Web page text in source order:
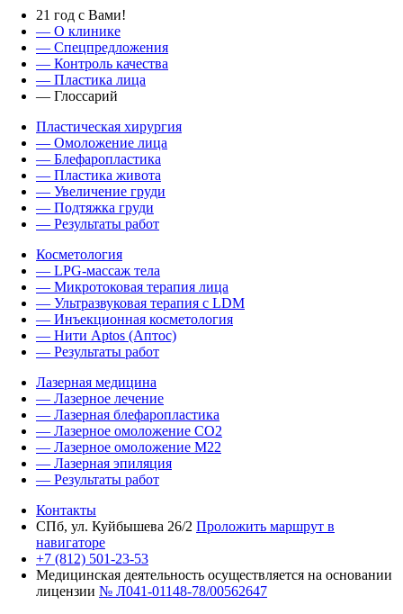
21 год с Вами!
— О клинике
— Спецпредложения
— Контроль качества
— Пластика лица
— Глоссарий
Пластическая хирургия
— Омоложение лица
— Блефаропластика
— Пластика живота
— Увеличение груди
— Подтяжка груди
— Результаты работ
Косметология
— LPG-массаж тела
— Микротоковая терапия лица
— Ультразвуковая терапия с LDM
— Инъекционная косметология
— Нити Aptos (Аптос)
— Результаты работ
Лазерная медицина
— Лазерное лечение
— Лазерная блефаропластика
— Лазерное омоложение CO2
— Лазерное омоложение M22
— Лазерная эпиляция
— Результаты работ
Контакты
СПб, ул. Куйбышева 26/2 Проложить маршрут в
навигаторе
+7 (812) 501-23-53
Медицинская деятельность осуществляется на основании
лицензии № Л041-01148-78/00562647